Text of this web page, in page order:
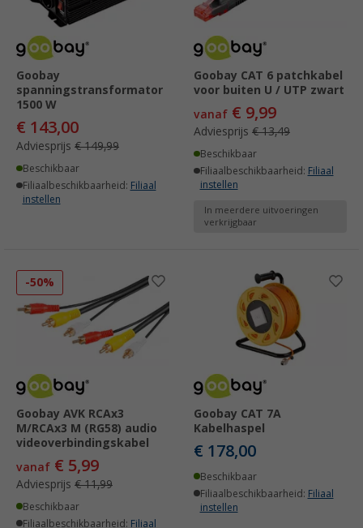
Goobay
spanningstransformator
1500 W
€ 143,00
Adviesprijs € 149,99
Beschikbaar
Filiaalbeschikbaarheid: Filiaal
instellen
Goobay CAT 6 patchkabel
voor buiten U / UTP zwart
vanaf € 9,99
Adviesprijs € 13,49
Beschikbaar
Filiaalbeschikbaarheid: Filiaal
instellen
In meerdere uitvoeringen
verkrijgbaar
-50%
Goobay AVK RCAx3
M/RCAx3 M (RG58) audio
videoverbindingskabel
vanaf € 5,99
Adviesprijs € 11,99
Beschikbaar
Filiaalbeschikbaarheid: Filiaal
Goobay CAT 7A
Kabelhaspel
€ 178,00
Beschikbaar
Filiaalbeschikbaarheid: Filiaal
instellen